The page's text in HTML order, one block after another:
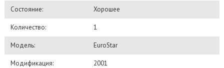
Состояние: Хорошее
Количество: 1
Модель: EuroStar
Модификация: 2001